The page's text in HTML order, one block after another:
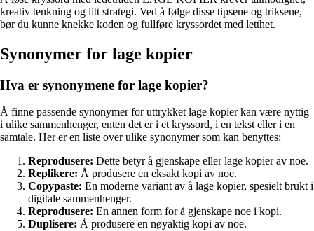
kreativ tenkning og litt strategi. Ved å følge disse tipsene og triksene,
bør du kunne knekke koden og fullføre kryssordet med letthet.
Synonymer for lage kopier
Hva er synonymene for lage kopier?
Å finne passende synonymer for uttrykket lage kopier kan være nyttig
i ulike sammenhenger, enten det er i et kryssord, i en tekst eller i en
samtale. Her er en liste over ulike synonymer som kan benyttes:
Reprodusere: Dette betyr å gjenskape eller lage kopier av noe.
Replikere: Å produsere en eksakt kopi av noe.
Copypaste: En moderne variant av å lage kopier, spesielt brukt i
digitale sammenhenger.
Reprodusere: En annen form for å gjenskape noe i kopi.
Duplisere: Å produsere en nøyaktig kopi av noe.